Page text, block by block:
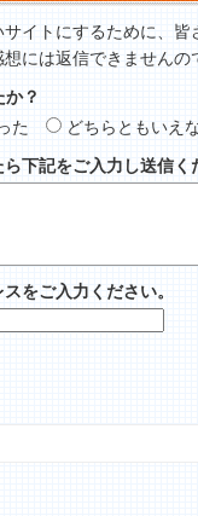
イトにするために、
には返信できませんの
？
た
どちらともいえ
下記をご入力し送信く
をご入力ください。